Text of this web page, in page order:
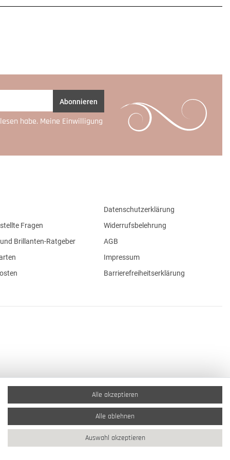
Abonnieren
habe. Meine Einwilligung
Fragen
Brillanten-Ratgeber
Datenschutzerklärung
Widerrufsbelehrung
AGB
Impressum
Barrierefreiheitserklärung
Alle akzeptieren
Alle ablehnen
Auswahl akzeptieren